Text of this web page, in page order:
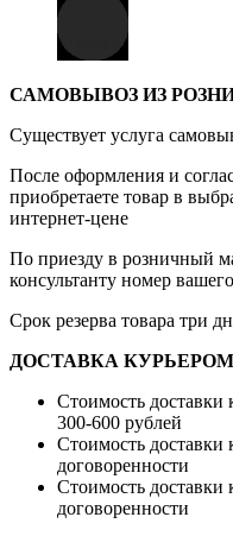
САМОВЫВОЗ ИЗ
Существует услуга
После оформления и
приобретаете товар в
интернет-цене
По приезду в розничный
консультанту номер вашего
Срок резерва товара три
ДОСТАВКА
Стоимость доставки
300-600 рублей
Стоимость
договоренности
Стоимость
договоренности